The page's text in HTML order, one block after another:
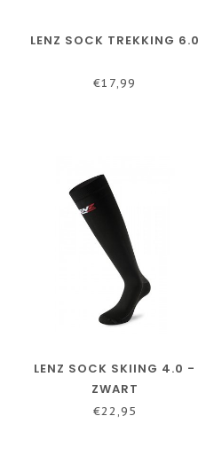
LENZ SOCK TREKKING 6.0
€17,99
LENZ SOCK SKIING 4.0 -
ZWART
€22,95